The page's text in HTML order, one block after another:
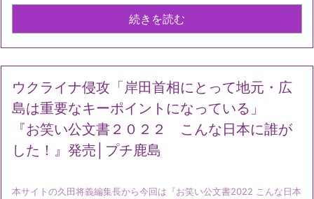
続きを読む
ウクライナ侵攻「岸田首相にとって地元・広
島は重要なキーポイントになっている」
『お笑い公文書２０２２ こんな日本に誰が
した！』発売│プチ鹿島
本サイトの久田将義編集長から今回は『お笑い公文書2022 こんな日本